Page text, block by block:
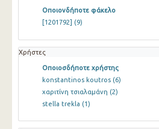
Οποιονδήποτε φάκελο
[1201792]
(9)
Χρήστες
Οποιοσδήποτε χρήστης
konstantinos koutros (6)
χαριτίνη τσιαλαμάνη (2)
stella trekla (1)